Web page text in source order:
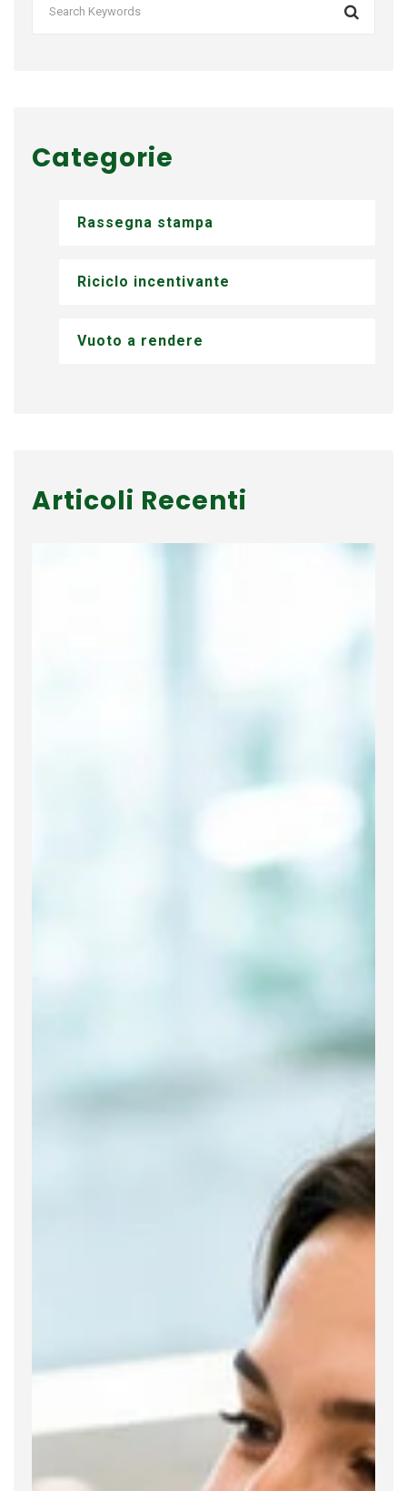
Categorie
Rassegna stampa
Riciclo incentivante
Vuoto a rendere
Articoli Recenti